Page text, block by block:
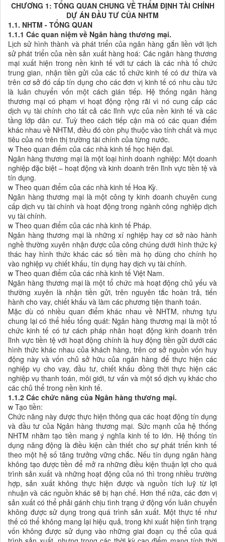
CHƯƠNG 1: TỔNG QUAN CHUNG VỀ THẨM ĐỊNH TÀI CHÍNH
DỰ ÁN ĐẦU TƯ CỦA NHTM
1.1. NHTM - TỔNG QUAN
1.1.1 Các quan niệm về Ngân hàng thương mại.
Lịch sử hình thành và phát triển của ngân hàng gắn liền với lịch
sử phát triển của nền sản xuất hàng hoá: Các ngân hàng thương
mại xuất hiện trong nền kinh tế với tư cách là các nhà tổ chức
trung gian, nhận tiền gửi của các tổ chức kinh tế có dư thừa và
trên cơ sở đó cấp tín dụng cho các đơn vị kinh tế có nhu cầu tức
là luân chuyển vốn một cách gián tiếp. Hệ thống ngân hàng
thương mại có phạm vi hoạt động rộng rãi vì nó cung cấp các
dịch vụ tài chính cho tất cả các lĩnh vực của nền kinh tế và các
tầng lớp dân cư. Tuỳ theo cách tiếp cận mà có các quan điểm
khác nhau về NHTM, điều đó còn phụ thuộc vào tính chất và mục
tiêu của nó trên thị trường tài chính của từng nước.
w Theo quan điểm của các nhà kinh tế học hiện đại.
Ngân hàng thương mại là một loại hình doanh nghiệp: Một doanh
nghiệp đặc biệt – hoạt động và kinh doanh trên lĩnh vực tiền tệ và
tín dụng.
w Theo quan điểm của các nhà kinh tế Hoa Kỳ.
Ngân hàng thương mại là một công ty kinh doanh chuyên cung
cấp dịch vụ tài chính và hoạt động trong ngành công nghiệp dịch
vụ tài chính.
w Theo quan điểm của các nhà kinh tế Pháp.
Ngân hàng thương mại là những xí nghiệp hay cơ sở nào hành
nghề thường xuyên nhận được của công chúng dưới hình thức ký
thác hay hình thức khác các số tiền mà họ dùng cho chính họ
vào nghiệp vụ chiết khấu, tín dụng hay dịch vụ tài chính.
w Theo quan điểm của các nhà kinh tế Việt Nam.
Ngân hàng thương mại là một tổ chức mà hoạt động chủ yếu và
thường xuyên là nhận tiền gửi, trên nguyên tắc hoàn trả, tiến
hành cho vay, chiết khấu và làm các phương tiện thanh toán.
Mặc dù có nhiều quan điểm khác nhau về NHTM, nhưng tựu
chung lại có thể hiểu tổng quát: Ngân hàng thương mại là một tổ
chức kinh tế có tư cách pháp nhân hoạt động kinh doanh trên
lĩnh vực tiền tệ với hoạt động chính là huy động tiền gửi dưới các
hình thức khác nhau của khách hàng, trên cơ sở nguồn vốn huy
động này và vốn chủ sở hữu của ngân hàng để thực hiện các
nghiệp vụ cho vay, đầu tư, chiết khấu đồng thời thực hiện các
nghiệp vụ thanh toán, môi giới, tư vấn và một số dịch vụ khác cho
các chủ thể trong nền kinh tế.
1.1.2 Các chức năng của Ngân hàng thương mại.
w Tạo tiền:
Chức năng này được thực hiện thông qua các hoạt động tín dụng
và đầu tư của Ngân hàng thương mại. Sức mạnh của hệ thống
NHTM nhằm tạo tiền mang ý nghĩa kinh tế to lớn. Hệ thống tín
dụng năng động là điều kiện cần thiết cho sự phát triển kinh tế
theo một hệ số tăng trưởng vững chắc. Nếu tín dụng ngân hàng
không tạo được tiền để mở ra những điều kiện thuận lợi cho quá
trình sản xuất và những hoạt động của nó thì trong nhiều trường
hợp, sản xuất không thực hiện được và nguồn tích luỹ từ lợi
nhuận và các nguồn khác sẽ bị hạn chế. Hơn thế nữa, các đơn vị
sản xuất có thể phải gánh chịu tình trạng ứ động vốn luân chuyển
không được sử dụng trong quá trình sản xuất. Một thực tế như
thế có thể không mang lại hiệu quả, trong khi xuất hiện tình trạng
vốn không được sử dụng vào những giai đoạn cụ thể của quá